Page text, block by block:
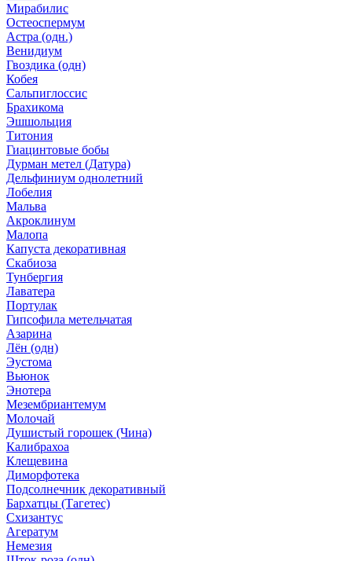
Мирабилис
Остеоспермум
Астра (одн.)
Венидиум
Гвоздика (одн)
Кобея
Сальпиглоссис
Брахикома
Эшшольция
Титония
Гиацинтовые бобы
Дурман метел (Датура)
Дельфиниум однолетний
Лобелия
Мальва
Акроклинум
Малопа
Капуста декоративная
Скабиоза
Тунбергия
Лаватера
Портулак
Гипсофила метельчатая
Азарина
Лён (одн)
Эустома
Вьюнок
Энотера
Мезембриантемум
Молочай
Душистый горошек (Чина)
Калибрахоа
Клещевина
Диморфотека
Подсолнечник декоративный
Бархатцы (Тагетес)
Схизантус
Агератум
Немезия